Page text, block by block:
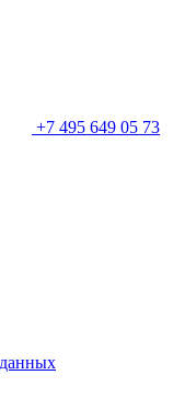
+7 495 649 05 73